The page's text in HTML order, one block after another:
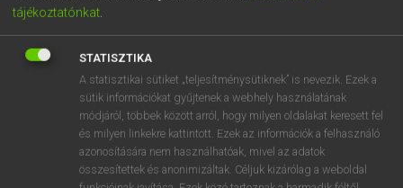
tájékoztatónkat
STATISZTIKA
A statisztikai sütiket „teljesítménysütiknek” is nevezik. Ezek a
sütik információkat gyűjtenek a webhely használatának
módjáról, többek között arról, hogy milyen oldalakat keresett fel
és milyen linkekre kattintott. Ezek az információk a felhasználó
azonosítására nem használhatóak, mivel az adatok
összesítettek és anonimizáltak. Céljuk kizárólag a weboldal